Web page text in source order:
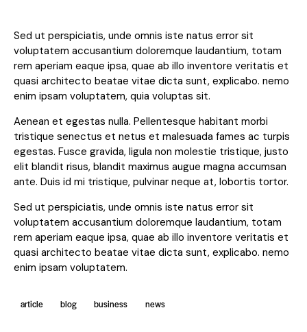
Sed ut perspiciatis, unde omnis iste natus error sit
voluptatem accusantium doloremque laudantium, totam
rem aperiam eaque ipsa, quae ab illo inventore veritatis et
quasi architecto beatae vitae dicta sunt, explicabo. nemo
enim ipsam voluptatem, quia voluptas sit.
Aenean et egestas nulla. Pellentesque habitant morbi
tristique senectus et netus et malesuada fames ac turpis
egestas. Fusce gravida, ligula non molestie tristique, justo
elit blandit risus, blandit maximus augue magna accumsan
ante. Duis id mi tristique, pulvinar neque at, lobortis tortor.
Sed ut perspiciatis, unde omnis iste natus error sit
voluptatem accusantium doloremque laudantium, totam
rem aperiam eaque ipsa, quae ab illo inventore veritatis et
quasi architecto beatae vitae dicta sunt, explicabo. nemo
enim ipsam voluptatem.
article blog business news